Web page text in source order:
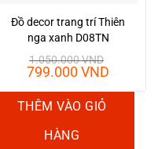
Đồ decor trang trí Thiên
nga xanh D08TN
1.050.000VND
Giá
là:
1.050.000 VND.
799.000VND
THÊM VÀO GIỎ
HÀNG